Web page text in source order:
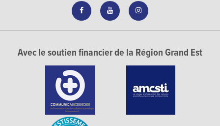
Avec le soutien financier de la Région Grand Est